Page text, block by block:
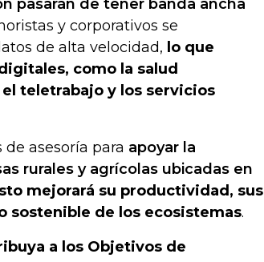
pasarán de tener banda ancha
y corporativos se
de alta velocidad, lo que
como la salud
teletrabajo y los servicios
asesoría para apoyar la
rurales y agrícolas ubicadas en
mejorará su productividad, sus
sostenible de los ecosistemas.
a los Objetivos de